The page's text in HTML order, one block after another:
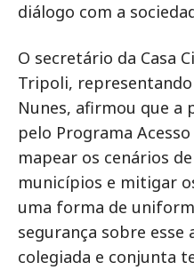
diálogo com a
O secretário da Casa
Tripoli,
Nunes, afirmou que
pelo Programa
mapear os cenários
municípios e mitigar
uma forma de
segurança sobre esse
colegiada e conjunta